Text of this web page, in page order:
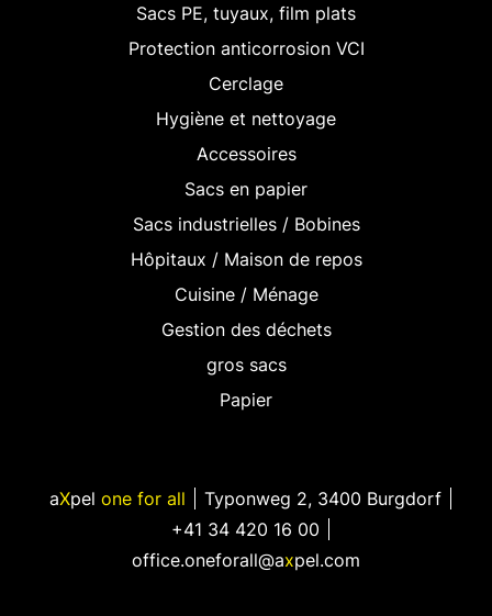
Sacs PE, tuyaux, film plats
Protection anticorrosion VCI
Cerclage
Hygiène et nettoyage
Accessoires
Sacs en papier
Sacs industrielles / Bobines
Hôpitaux / Maison de repos
Cuisine / Ménage
Gestion des déchets
gros sacs
Papier
aXpel one for all Typonweg 2, 3400 Burgdorf
+41 34 420 16 00
office.oneforall@axpel.com